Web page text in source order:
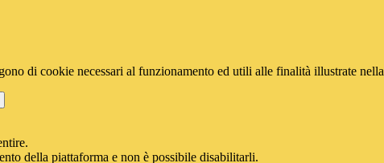
di cookie necessari al funzionamento ed utili alle finalità illustrate nella
della piattaforma e non è possibile disabilitarli.